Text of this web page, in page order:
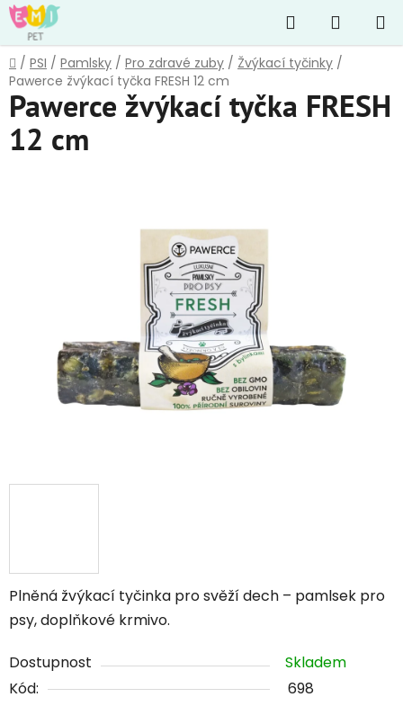
Přejít
na
obsah
Hledat
KOŠÍK
Domů
/ PSI / Pamlsky / Pro zdravé zuby / Žvýkací tyčinky /
Pawerce žvýkací tyčka FRESH 12 cm
Plněná žvýkací tyčinka pro svěží dech – pamlsek pro
psy, doplňkové krmivo.
Dostupnost
Skladem
Kód:
698
Pawerce žvýkací tyčka FRESH
12 cm